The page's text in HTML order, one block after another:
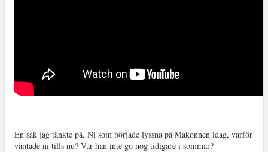
En sak jag tänkte på. Ni som började lyssna på Makonnen idag, varför
väntade ni tills nu? Var han inte go nog tidigare i sommar?